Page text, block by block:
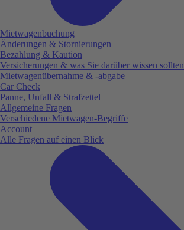
Mietwagenbuchung
Änderungen & Stornierungen
Bezahlung & Kaution
Versicherungen & was Sie darüber wissen sollten
Mietwagenübernahme & -abgabe
Car Check
Panne, Unfall & Strafzettel
Allgemeine Fragen
Verschiedene Mietwagen-Begriffe
Account
Alle Fragen auf einen Blick